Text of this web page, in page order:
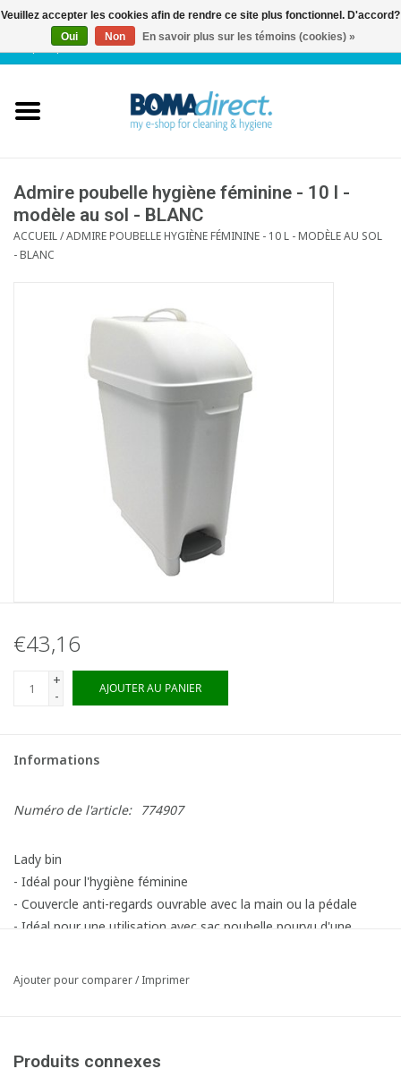
FR| 0 Articles
Service client
Blog
Admire poubelle hygiène féminine - 10 l -
modèle au sol - BLANC
ACCUEIL/ADMIRE POUBELLE HYGIÈNE FÉMININE - 10 L - MODÈLE AU SOL
- BLANC
€43,16
+
-
AJOUTER AU PANIER
Informations
Numéro de l'article: 774907
Lady bin
- Idéal pour l'hygiène féminine
- Couvercle anti-regards ouvrable avec la main ou la pédale
- Idéal pour une utilisation avec sac poubelle pourvu d'une
- Capacité: 10 litres
Ajouter pour comparer/Imprimer
Produits connexes
Veuillez accepter les cookies afin de rendre ce site plus fonctionnel. D'accord?
Oui
Non En savoir plus sur les témoins (cookies) »